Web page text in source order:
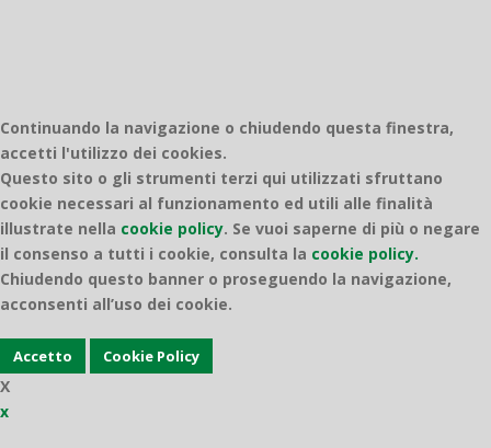
Continuando la navigazione o chiudendo questa finestra,
accetti l'utilizzo dei cookies.
Questo sito o gli strumenti terzi qui utilizzati sfruttano
cookie necessari al funzionamento ed utili alle finalità
illustrate nella cookie policy. Se vuoi saperne di più o negare
il consenso a tutti i cookie, consulta la cookie policy.
Chiudendo questo banner o proseguendo la navigazione,
acconsenti all’uso dei cookie.
Accetto Cookie Policy
X
x